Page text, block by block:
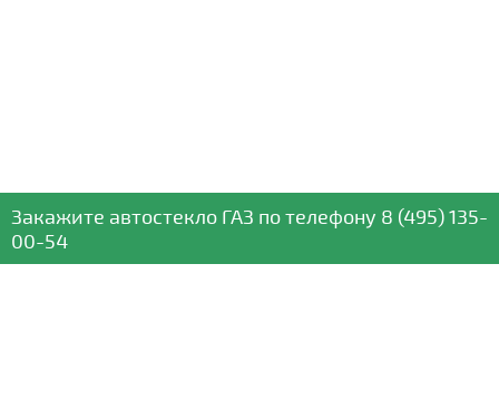
Закажите автостекло ГАЗ по телефону 8 (495) 135-
00-54